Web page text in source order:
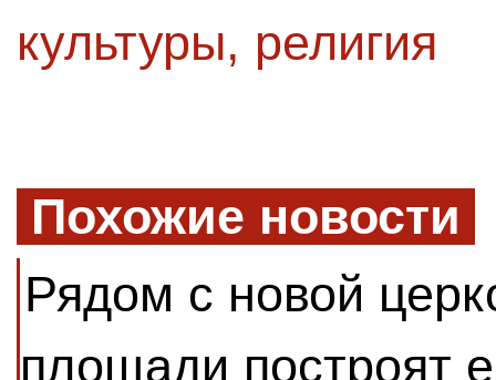
культуры, религия
Похожие новости
Рядом с новой
площади построят